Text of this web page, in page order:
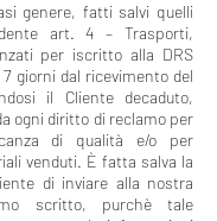
genere, fatti salvi quelli
art. 4 – Trasporti,
per iscritto alla DRS
7 giorni dal ricevimento del
il Cliente decaduto,
ogni diritto di reclamo per
di qualità e/o per
venduti. È fatta salva la
di inviare alla nostra
scritto, purchè tale